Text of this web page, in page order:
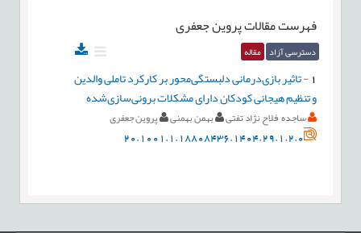
فهرست مقالاتپروین جعفری
دسترسی آزاد مقاله
-تاثیر بازی‌درمانی دلبستگی‌محور بر کارکرد ‌تاملی ‌والدین
و تنظیم‌ هیجانی کودکان دارای مشکلات برونی‌سازی‌شده
ساجده فلاح نژاد تفتی بهمن بهمنی پروین جعفری
20.1001.1.18808436.1404.29.1.2.0